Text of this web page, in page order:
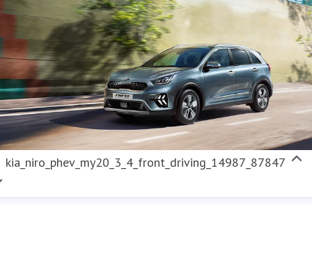
kia_niro_phev_my20_3_4_front_driving_14987_87847